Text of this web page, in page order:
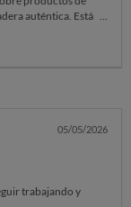
auténtica. Están
cuando en realidad
etiquetado
denominación de
la industria del
clara entre los
como ocurre
“leche de vaca” y
05/05/2026
trabajando y